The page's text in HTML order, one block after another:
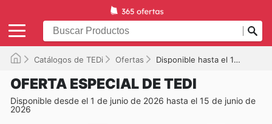
Catálogos de TEDi Ofertas Disponible hasta el 15/06/2026
OFERTA ESPECIAL DE TEDI
Disponible desde el 1 de junio de 2026 hasta el 15 de junio de
2026